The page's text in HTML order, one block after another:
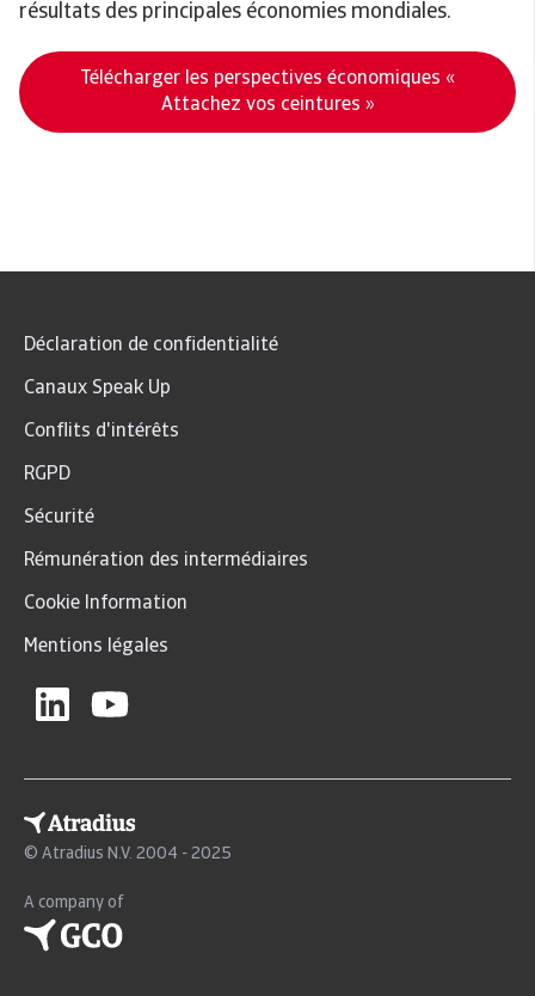
résultats des principales économies mondiales.
Télécharger les perspectives économiques «
Attachez vos ceintures »
Déclaration de confidentialité
Canaux Speak Up
Conflits d'intérêts
RGPD
Sécurité
Rémunération des intermédiaires
Cookie Information
Mentions légales
© Atradius N.V. 2004 - 2025
A company of